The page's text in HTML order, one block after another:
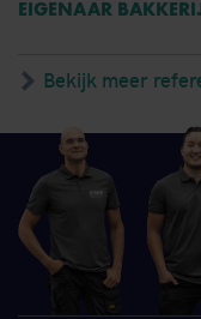
EIGENAAR
Bekijk meer